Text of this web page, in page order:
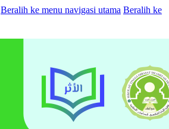
Beralih ke menu navigasi utama Beralih ke